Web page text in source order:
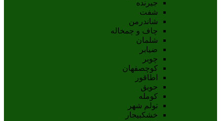
جیرنده
شفت
شاندرمن
چاف و چمخاله
شلمان
ضیابر
چوبر
کوچصفهان
اطاقور
حویق
کومله
تولم شهر
خشکبیجار